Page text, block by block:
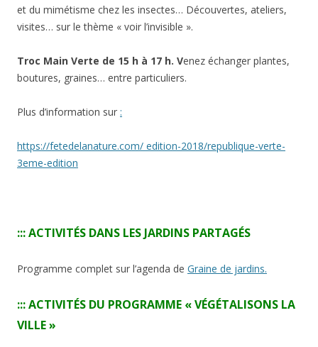
et du mimétisme chez les insectes… Découvertes, ateliers,
visites… sur le thème « voir l’invisible ».
Troc Main Verte de 15 h à 17 h. Venez échanger plantes,
boutures, graines… entre particuliers.
Plus d’information sur :
https://fetedelanature.com/ edition-2018/republique-verte-
3eme-edition
::: ACTIVITÉS DANS LES JARDINS PARTAGÉS
Programme complet sur l’agenda de Graine de jardins.
:::ACTIVITÉS DU PROGRAMME « VÉGÉTALISONS LA
VILLE »